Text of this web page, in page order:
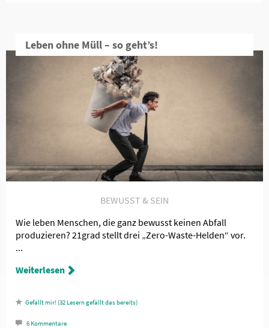
Leben ohne Müll – so geht’s!
BEWUSST & SEIN
Wie leben Menschen, die ganz bewusst keinen Abfall
produzieren? 21grad stellt drei „Zero-Waste-Helden“ vor.
...
Weiterlesen
32 Lesern gefällt das
6 Kommentare